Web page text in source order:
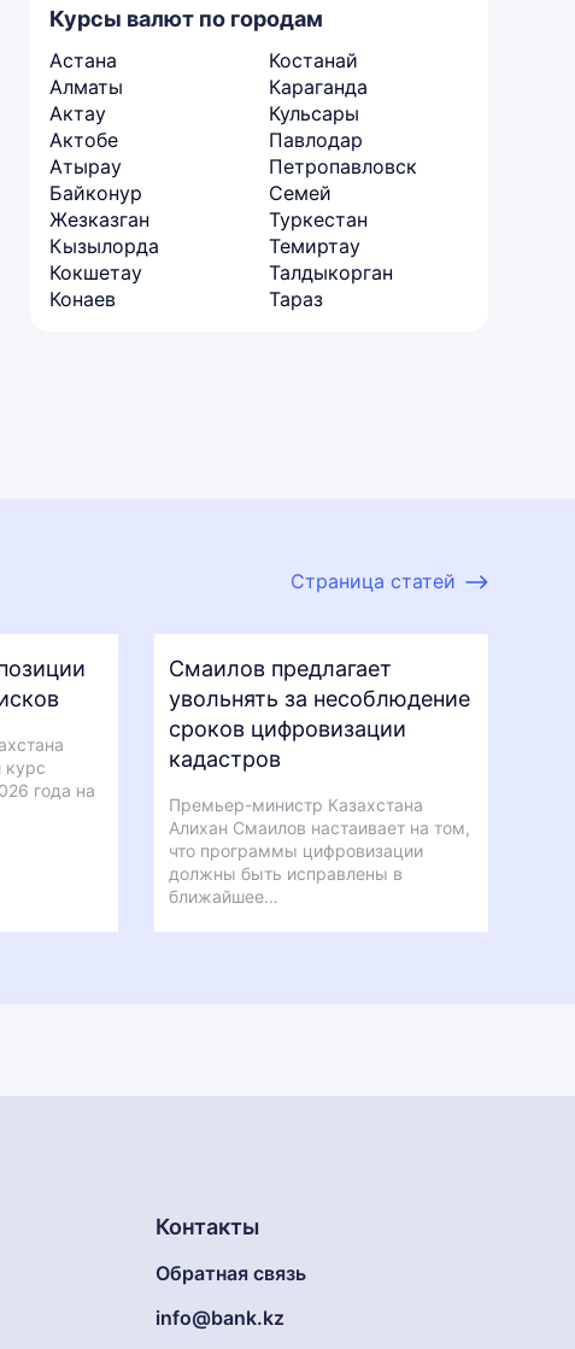
Курсы валют по городам
Астана
Алматы
Актау
Актобе
Атырау
Байконур
Жезказган
Кызылорда
Кокшетау
Конаев
Костанай
Караганда
Кульсары
Павлодар
Петропавловск
Семей
Туркестан
Темиртау
Талдыкорган
Тараз
Страница статей
курс
года на
Смаилов предлагает
увольнять за несоблюдение
сроков цифровизации
кадастров
Премьер-министр Казахстана
Алихан Смаилов настаивает на том,
что программы цифровизации
должны быть исправлены в
ближайшее…
Контакты
Обратная связь
info@bank.kz